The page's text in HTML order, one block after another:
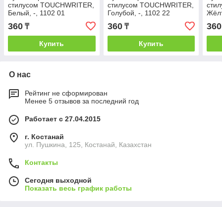
стилусом TOUCHWRITER,
Белый, -, 1102 01
360 ₸
Купить
стилусом TOUCHWRITER,
Голубой, -, 1102 22
360₸
Купить
360
О нас
Рейтинг не сформирован
Менее 5 отзывов за последний год
Работает с 27.04.2015
г. Костанай
ул. Пушкина, 125, Костанай, Казахстан
Контакты
Сегодня выходной
Показать весь график работы